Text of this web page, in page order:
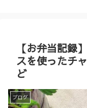
【お弁当記録
スを使ったチ
ど
ブログ